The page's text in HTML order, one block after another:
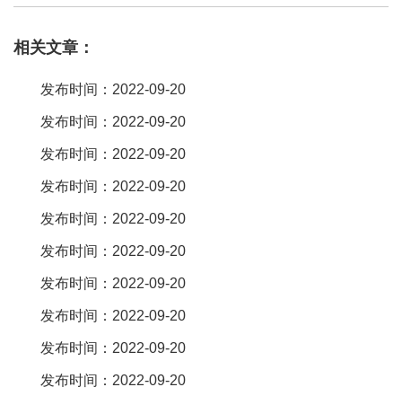
molex、amp这些大品牌所垄断，价格又都太贵，就是大厂商有些用
目前瀚荃电子是个不错的选择，瀚荃总部设在台湾，fpc连接器：
fpc（flexible printed circuit board翻译成中文就是：柔性印刷电路
板，通俗讲就是用软性材料（可以折叠、弯曲的材料）做成的pcb）
连接器用于lcd显示屏到驱动电路(pcb)的连接。产品主要应用于各种
数码通讯产品、便携。fpc（flexible printed circuit board翻译成中文
的材料）做成的pcb）连接器用于lcd显示屏到驱动电路(pcb)的连
接，主要以0。5mm pitch产品为主。像fh34srj-8s-0。有很多厂商都
做这种连接器，一般来说
相关文章：
发布时间：2022-09-20
发布时间：2022-09-20
发布时间：2022-09-20
发布时间：2022-09-20
发布时间：2022-09-20
发布时间：2022-09-20
发布时间：2022-09-20
发布时间：2022-09-20
发布时间：2022-09-20
发布时间：2022-09-20